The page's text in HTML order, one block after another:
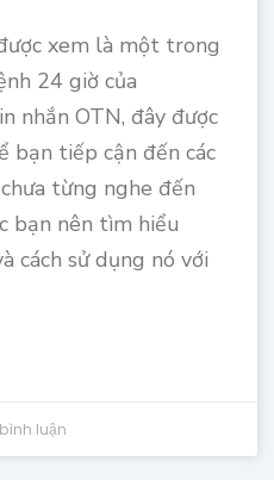
xem là một trong
24 giờ của
nhắn OTN, đây được
bạn tiếp cận đến các
từng nghe đến
bạn nên tìm hiểu
cách sử dụng nó với
luận